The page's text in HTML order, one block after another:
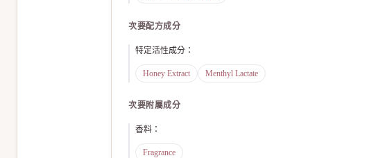
次要配方成分
特定活性成分 ：
Honey Extract Menthyl Lactate
次要附屬成分
香料 ：
Fragrance